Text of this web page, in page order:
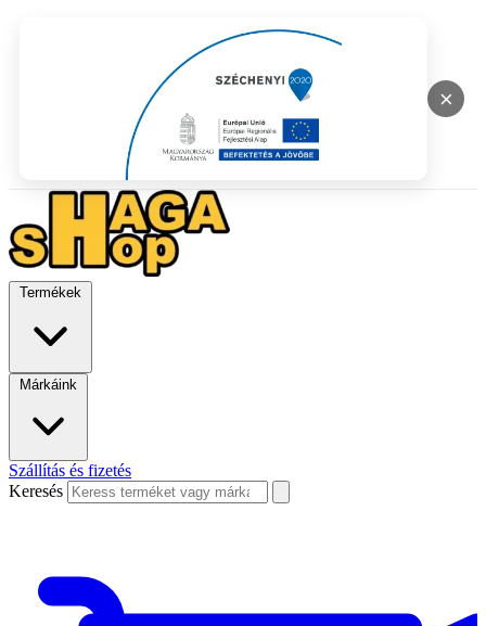
×
Termékek
Márkáink
Szállítás és fizetés
Keresés